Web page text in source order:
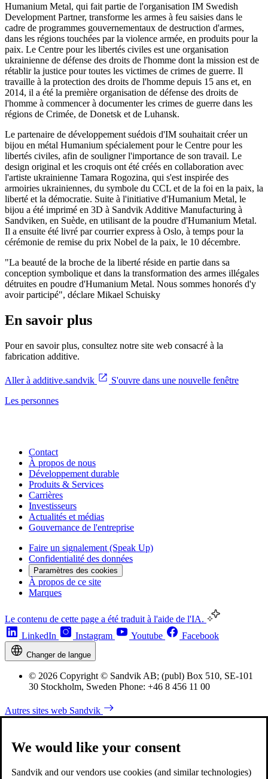
Humanium Metal, qui fait partie de l'organisation IM Swedish
Development Partner, transforme les armes à feu saisies dans le
cadre de programmes gouvernementaux de destruction d'armes,
dans les régions touchées par la violence armée, en produits pour la
paix. Le Centre pour les libertés civiles est une organisation
ukrainienne de défense des droits de l'homme dont la mission est de
rétablir la justice pour toutes les victimes de crimes de guerre. Il
travaille à la protection des droits de l'homme depuis 15 ans et, en
2014, il a été la première organisation de défense des droits de
l'homme à commencer à documenter les crimes de guerre dans les
régions de Crimée, de Donetsk et de Luhansk.
Le partenaire de développement suédois d'IM souhaitait créer un
bijou en métal Humanium spécialement pour le Centre pour les
libertés civiles, afin de souligner l'importance de son travail. Le
design original et les croquis ont été créés en collaboration avec
l'artiste ukrainienne Tamara Rogozina, qui s'est inspirée des
armoiries ukrainiennes, du symbole du CCL et de la foi en la paix, la
liberté et la démocratie. Suite à l'initiative d'Humanium Metal, le
bijou a été imprimé en 3D à Sandvik Additive Manufacturing à
Sandviken, en Suède, en utilisant de la poudre d'Humanium Metal.
Il a ensuite été livré par courrier express à Oslo, à temps pour la
cérémonie de remise du prix Nobel de la paix, le 10 décembre.
"La beauté de la broche de la liberté réside en partie dans sa
conception symbolique et dans la transformation des armes illégales
détruites en poudre d'Humanium Metal. Nous sommes honorés d'y
avoir participé", déclare Mikael Schuisky
En savoir plus
Pour en savoir plus, consultez notre site web consacré à la
fabrication additive.
Aller à additive.sandvik
S'ouvre dans une nouvelle fenêtre
Les personnes
Contact
À propos de nous
Développement durable
Produits & Services
Carrières
Investisseurs
Actualités et médias
Gouvernance de l'entreprise
Faire un signalement (Speak Up)
Confidentialité des données
Paramètres des cookies
À propos de ce site
Marques
Le contenu de cette page a été traduit à l'aide de l'IA.
LinkedIn
Instagram Youtube Facebook
Changer de langue
© 2026 Copyright © Sandvik AB; (publ) Box 510, SE-101
30 Stockholm, Sweden Phone: +46 8 456 11 00
Autres sites web Sandvik
We would like your consent
Sandvik and our vendors use cookies (and similar technologies)